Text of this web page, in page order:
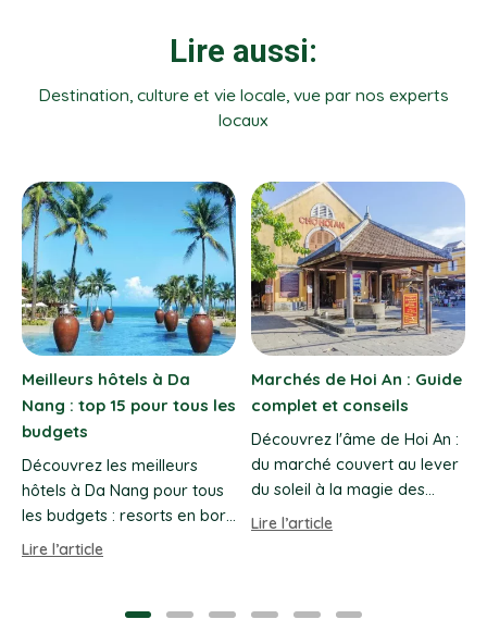
Lire aussi:
Destination, culture et vie locale, vue par nos experts
locaux
Festival des lanternes de
Hoi An : dates et guide
Calendrier du festival des
lanternes de Hoi An de juillet
2026 à décembre 2027,
horaires, lieux, prix et
conseils pratiques.
Lire l’article
Banh mi à Hoi An : 10
meilleures adresses
Où manger un excellent
banh mi à Hoi An ?
Découvrez 10 adresses avec
prix, horaires, spécialités,
Lire l’article